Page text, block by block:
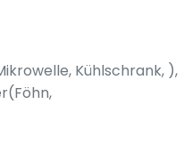
Kühlschrank, ),